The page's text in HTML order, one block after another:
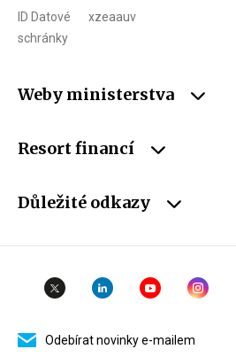
ID Datové
schránky
xzeaauv
Weby ministerstva
Resort financí
Důležité odkazy
Odebírat novinky e-mailem